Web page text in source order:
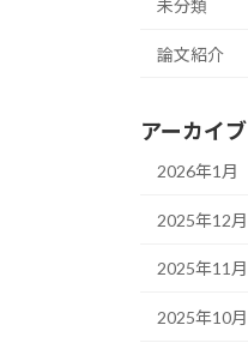
未分類
論文紹介
アーカイブ
2026年1月
2025年12月
2025年11月
2025年10月